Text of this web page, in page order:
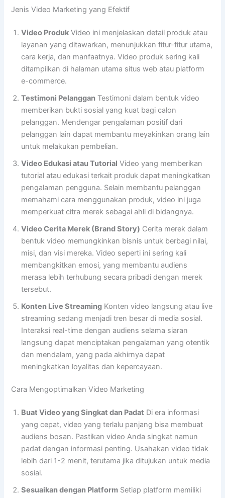
Jenis Video Marketing yang Efektif
Video Produk Video ini menjelaskan detail produk atau
layanan yang ditawarkan, menunjukkan fitur-fitur utama,
cara kerja, dan manfaatnya. Video produk sering kali
ditampilkan di halaman utama situs web atau platform
e-commerce.
Testimoni Pelanggan Testimoni dalam bentuk video
memberikan bukti sosial yang kuat bagi calon
pelanggan. Mendengar pengalaman positif dari
pelanggan lain dapat membantu meyakinkan orang lain
untuk melakukan pembelian.
Video Edukasi atau Tutorial Video yang memberikan
tutorial atau edukasi terkait produk dapat meningkatkan
pengalaman pengguna. Selain membantu pelanggan
memahami cara menggunakan produk, video ini juga
memperkuat citra merek sebagai ahli di bidangnya.
Video Cerita Merek (Brand Story) Cerita merek dalam
bentuk video memungkinkan bisnis untuk berbagi nilai,
misi, dan visi mereka. Video seperti ini sering kali
membangkitkan emosi, yang membantu audiens
merasa lebih terhubung secara pribadi dengan merek
tersebut.
Konten Live Streaming Konten video langsung atau live
streaming sedang menjadi tren besar di media sosial.
Interaksi real-time dengan audiens selama siaran
langsung dapat menciptakan pengalaman yang otentik
dan mendalam, yang pada akhirnya dapat
meningkatkan loyalitas dan kepercayaan.
Cara Mengoptimalkan Video Marketing
Buat Video yang Singkat dan Padat Di era informasi
yang cepat, video yang terlalu panjang bisa membuat
audiens bosan. Pastikan video Anda singkat namun
padat dengan informasi penting. Usahakan video tidak
lebih dari 1-2 menit, terutama jika ditujukan untuk media
sosial.
Sesuaikan dengan Platform Setiap platform memiliki